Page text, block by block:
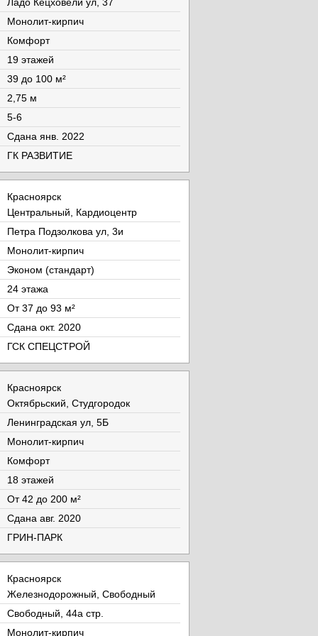
Монолит-кирпич
Комфорт
19 этажей
39 до 100 м²
2,75 м
5-6
Cдана янв. 2022
ГК РАЗВИТИЕ
Красноярск
Центральный, Кардиоцентр
Петра Подзолкова ул, 3и
Монолит-кирпич
Эконом (стандарт)
24 этажа
От 37 до 93 м²
Cдана окт. 2020
ГСК СПЕЦСТРОЙ
Красноярск
Октябрьский, Студгородок
Ленинградская ул, 5Б
Монолит-кирпич
Комфорт
18 этажей
От 42 до 200 м²
Cдана авг. 2020
ГРИН-ПАРК
Красноярск
Железнодорожный, Свободный
Свободный, 44а стр.
Монолит-кирпич